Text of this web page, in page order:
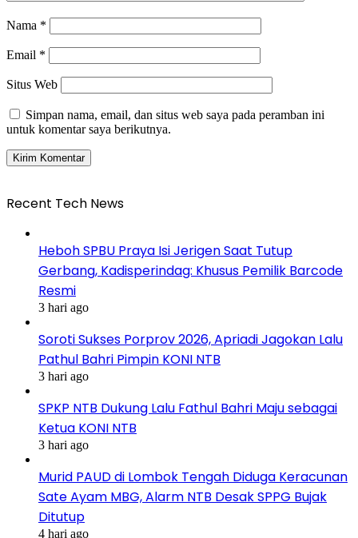
Nama *
Email *
Situs Web
Simpan nama, email, dan situs web saya pada peramban ini
untuk komentar saya berikutnya.
Recent Tech News
Heboh SPBU Praya Isi Jerigen Saat Tutup
Gerbang, Kadisperindag: Khusus Pemilik Barcode
Resmi
3 hari ago
Soroti Sukses Porprov 2026, Apriadi Jagokan Lalu
Pathul Bahri Pimpin KONI NTB
3 hari ago
SPKP NTB Dukung Lalu Fathul Bahri Maju sebagai
Ketua KONI NTB
3 hari ago
Murid PAUD di Lombok Tengah Diduga Keracunan
Sate Ayam MBG, Alarm NTB Desak SPPG Bujak
Ditutup
4 hari ago